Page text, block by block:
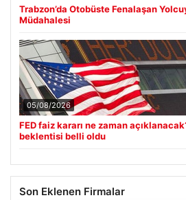
Trabzon’da Otobüste Fenalaşan
Müdahalesi
05/08/2026
FED faiz kararı ne zaman
beklentisi belli oldu
Son Eklenen Firmalar